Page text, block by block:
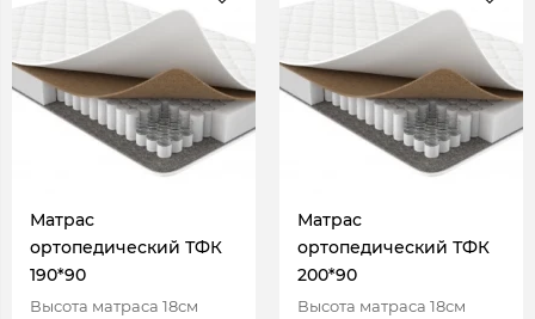
Матрас
ортопедический ТФК
190*90
Высота матраса 18см
Матрас
ортопедический ТФК
200*90
Высота матраса 18см